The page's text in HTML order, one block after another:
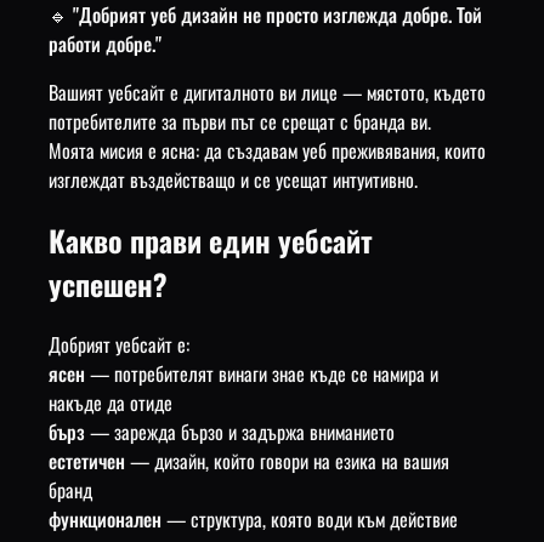
🔹 "Добрият уеб дизайн не просто изглежда добре. Той
работи добре."
Вашият уебсайт е дигиталното ви лице — мястото, където
потребителите за първи път се срещат с бранда ви.
Моята мисия е ясна: да създавам уеб преживявания, които
изглеждат въздействащо и се усещат интуитивно.
Какво прави един уебсайт
успешен?
Добрият уебсайт е:
ясен — потребителят винаги знае къде се намира и
накъде да отиде
бърз— зарежда бързо и задържа вниманието
естетичен — дизайн, който говори на езика на вашия
бранд
функционален — структура, която води към действие